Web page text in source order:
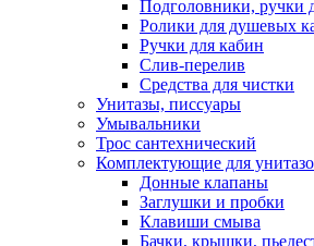
Подголовники, ручки
Ролики для душевых
Ручки для кабин
Слив-перелив
Средства для чистки
Унитазы, писсуары
Умывальники
Трос сантехнический
Комплектующие для
Донные клапаны
Заглушки и пробки
Клавиши смыва
Бачки, крышки,